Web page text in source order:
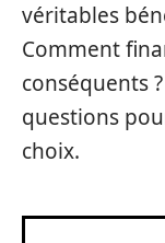
véritables
Comment
conséquents
questions
choix.